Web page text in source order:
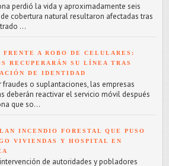
perdió la vida y aproximadamente seis
cobertura natural resultaron afectadas tras
...
FRENTE A ROBO DE CELULARES:
RECUPERARÁN SU LÍNEA TRAS
DE IDENTIDAD
fraudes o suplantaciones, las empresas
deberán reactivar el servicio móvil después
que so...
INCENDIO FORESTAL QUE PUSO
VIVIENDAS Y HOSPITAL EN
de autoridades y pobladores